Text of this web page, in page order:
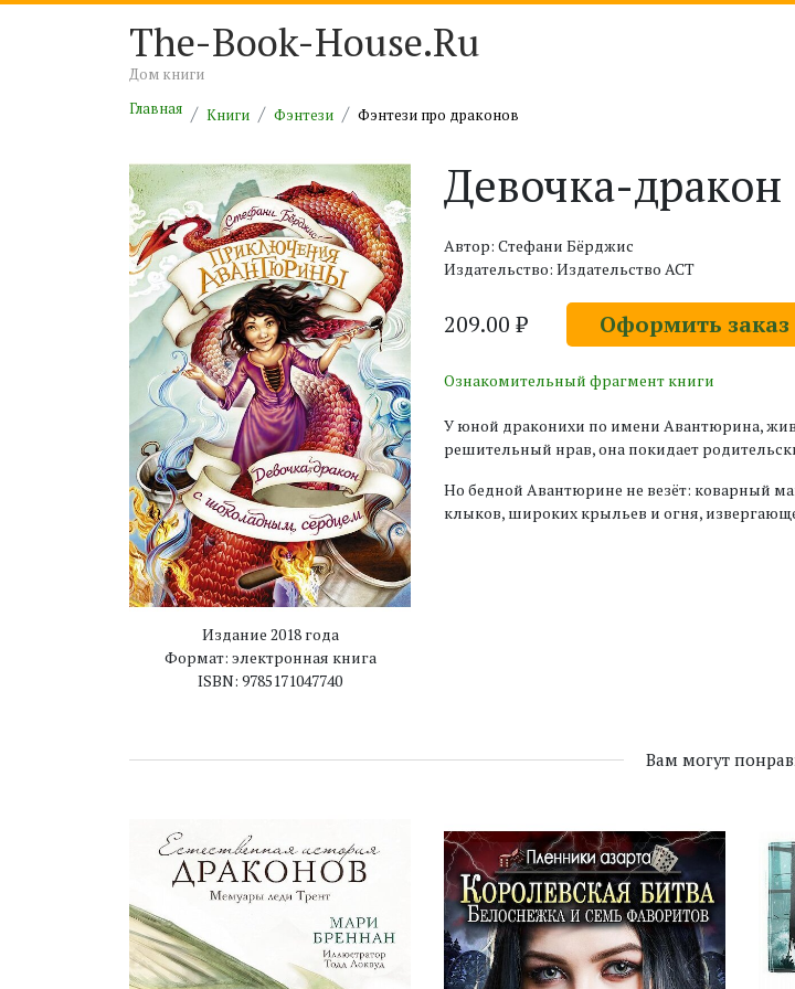
The-Book-House.Ru
Дом книги
Главная
Книги Фэнтези Фэнтези про драконов
Издание 2018 года
Формат: электронная книга
ISBN: 9785171047740
Девочка-
Автор: Стефани Бёрджис
Издательство: Издательство АСТ
209.00 ₽ Оформить заказ
Ознакомительный фрагмент книги
У юной драконихи по имени Авантюрина,
решительный нрав, она покидает
Но бедной Авантюрине не везёт: коварный
клыков, широких крыльев и огня,
Вам могут